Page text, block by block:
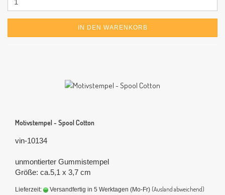
IN DEN WARENKORB
Motivstempel - Spool Cotton
vin-10134
unmontierter Gummistempel
Größe: ca.5,1 x 3,7 cm
Lieferzeit: Versandfertig in 5 Werktagen (Mo-Fr) (Ausland abweichend)